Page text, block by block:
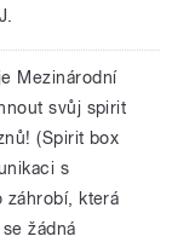
Mezinárodní
svůj spirit
(Spirit box
s
záhrobí, která
žádná